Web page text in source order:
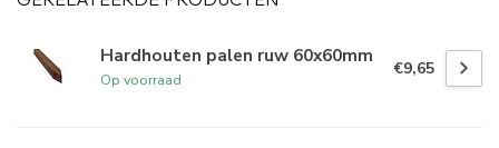
Hardhouten palen ruw 60x60mm
Op voorraad
€9,65